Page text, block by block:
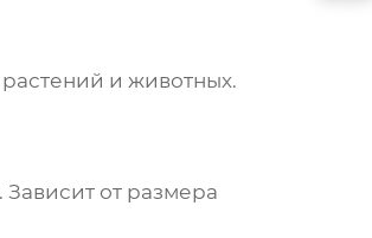
и животных.
Зависит от размера